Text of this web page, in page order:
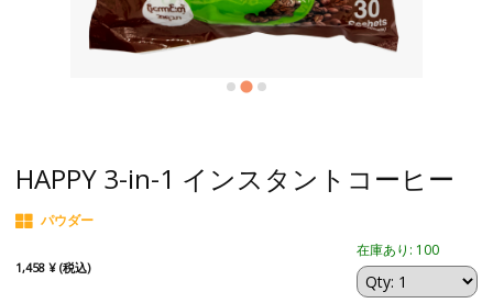
HAPPY 3-in-1 インスタントコーヒー
パウダー
1,458 ¥ (税込)
在庫あり: 100